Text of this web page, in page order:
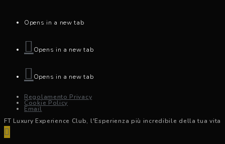
Opens in a new tab
Opens in a new tab
Opens in a new tab
Regolamento Privacy
Cookie Policy
Email
FT Luxury Experience Club, l'Esperienza più incredibile della tua vita